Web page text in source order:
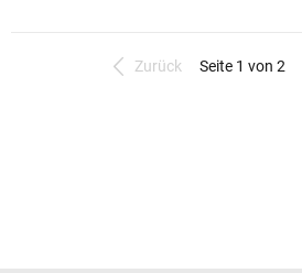
Zurück Seite 1 von 2